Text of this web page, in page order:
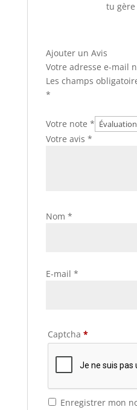
tu
Ajouter un Avis
Votre adresse e-mail
Les champs
*
Votre note *
Votre avis *
Nom *
E-mail *
Captcha *
Enregistrer mon